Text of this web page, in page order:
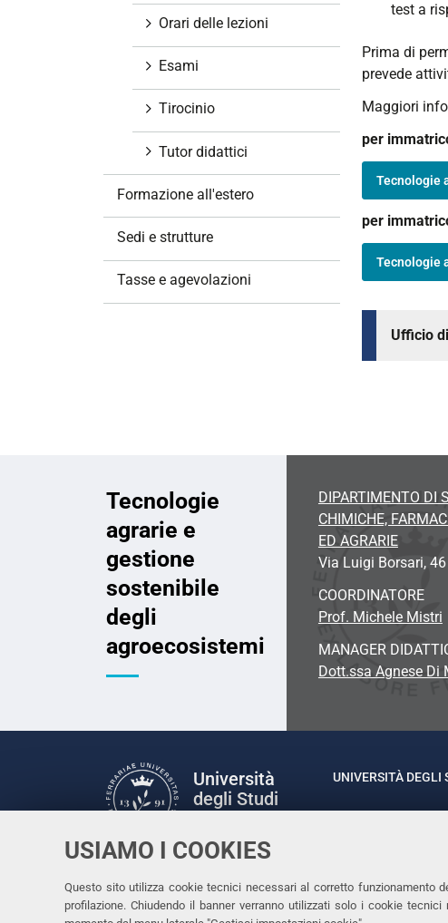
USIAMO I COOKIES
Questo sito utilizza cookie tecnici necessari al corretto funzionamento
profilazione. Chiudendo il banner verranno utilizzati solo i cookie
test a
Prima di
prevede
Maggiori
per
Tecnologie
per
Tecnologie
Ufficio
Orari delle lezioni
Esami
Tirocinio
Tutor didattici
Formazione all'estero
Sedi e strutture
Tasse e agevolazioni
Tecnologie
agrarie e
gestione
sostenibile
degli
agroecosistemi
DIPARTIMENTO DI
CHIMICHE,
ED AGRARIE
Via Luigi Borsari, 46
COORDINATORE
Prof. Michele Mistri
MANAGER
Dott.ssa Agnese Di
Università
degli Studi
Facebook
LinkedinInstagram
Youtube
UNIVERSITÀ DEGLI
Rettrice: